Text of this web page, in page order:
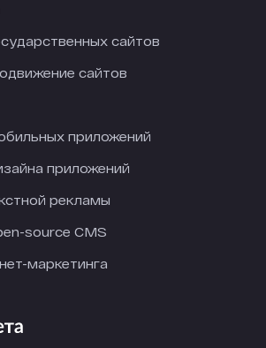
сайтов
сайтов
приложений
приложений
рекламы
source CMS
маркетинга